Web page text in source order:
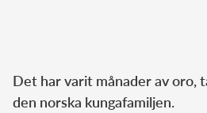
Det har varit månader av oro,
den norska kungafamiljen.